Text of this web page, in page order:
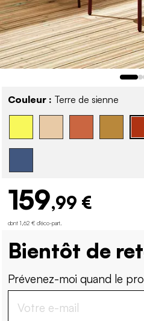
Couleur : Terre de sienne
159,99 €
dont 1,62 € d'éco-part
Bientôt de
Prévenez-moi quand le